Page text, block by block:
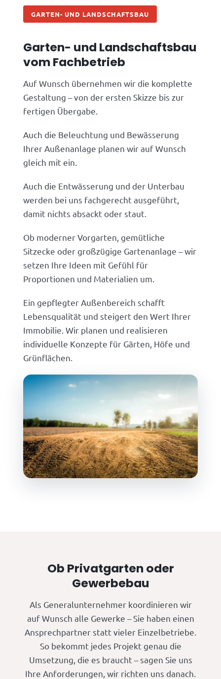
GARTEN- UND LANDSCHAFTSBAU
Garten- und Landschaftsbau
vom Fachbetrieb
Auf Wunsch übernehmen wir die komplette
Gestaltung – von der ersten Skizze bis zur
fertigen Übergabe.
Auch die Beleuchtung und Bewässerung
Ihrer Außenanlage planen wir auf Wunsch
gleich mit ein.
Auch die Entwässerung und der Unterbau
werden bei uns fachgerecht ausgeführt,
damit nichts absackt oder staut.
Ob moderner Vorgarten, gemütliche
Sitzecke oder großzügige Gartenanlage – wir
setzen Ihre Ideen mit Gefühl für
Proportionen und Materialien um.
Ein gepflegter Außenbereich schafft
Lebensqualität und steigert den Wert Ihrer
Immobilie. Wir planen und realisieren
individuelle Konzepte für Gärten, Höfe und
Grünflächen.
Ob Privatgarten oder
Gewerbebau
Als Generalunternehmer koordinieren wir
auf Wunsch alle Gewerke – Sie haben einen
Ansprechpartner statt vieler Einzelbetriebe.
So bekommt jedes Projekt genau die
Umsetzung, die es braucht – sagen Sie uns
Ihre Anforderungen, wir richten uns danach.